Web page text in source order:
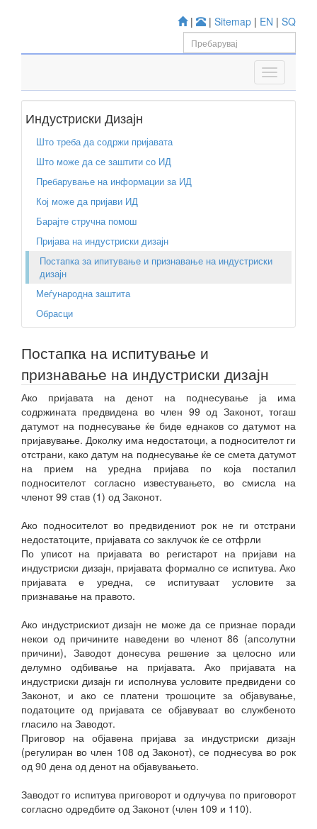
| | Sitemap | EN | SQ
Индустриски Дизајн
Што треба да содржи пријавата
Што може да се заштити со ИД
Пребарување на информации за ИД
Кој може да пријави ИД
Барајте стручна помош
Пријава на индустриски дизајн
Постапка за ипитување и признавање на индустриски
дизајн
Меѓународна заштита
Обрасци
Постапка на испитување и
признавање на индустриски дизајн
Ако пријавата на денот на поднесување ја има
содржината предвидена во член 99 од Законот, тогаш
датумот на поднесување ќе биде еднаков со датумот на
пријавување. Доколку има недостатоци, а подносителот ги
отстрани, како датум на поднесување ќе се смета датумот
на прием на уредна пријава по која постапил
подносителот согласно известувањето, во смисла на
членот 99 став (1) од Законот.
Ако подносителот во предвидениот рок не ги отстрани
недостатоците, пријавата со заклучок ќе се отфрли
По уписот на пријавата во регистарот на пријави на
индустриски дизајн, пријавата формално се испитува. Ако
пријавата е уредна, се испитуваат условите за
признавање на правото.
Ако индустрискиот дизајн не може да се признае поради
некои од причините наведени во членот 86 (апсолутни
причини), Заводот донесува решение за целосно или
делумно одбивање на пријавата. Ако пријавата на
индустриски дизајн ги исполнува условите предвидени со
Законот, и ако се платени трошоците за објавување,
податоците од пријавата се објавуваат во службеното
гласило на Заводот.
Приговор на објавена пријава за индустриски дизајн
(регулиран во член 108 од Законот), се поднесува во рок
од 90 дена од денот на објавувањето.
Заводот го испитува приговорот и одлучува по приговорот
согласно одредбите од Законот (член 109 и 110).